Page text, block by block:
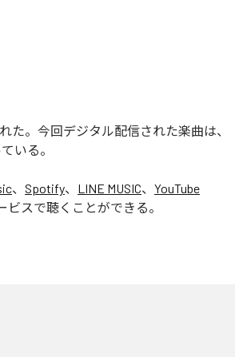
た。今回デジタル配信された楽曲は、
いる。
、 Spotify、 LINE MUSIC、 YouTube
ビスで聴くことができる。